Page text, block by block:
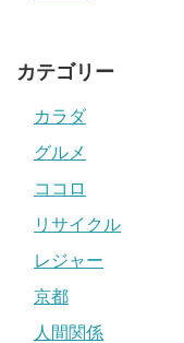
カテゴリー
カラダ
グルメ
ココロ
リサイクル
レジャー
京都
人間関係